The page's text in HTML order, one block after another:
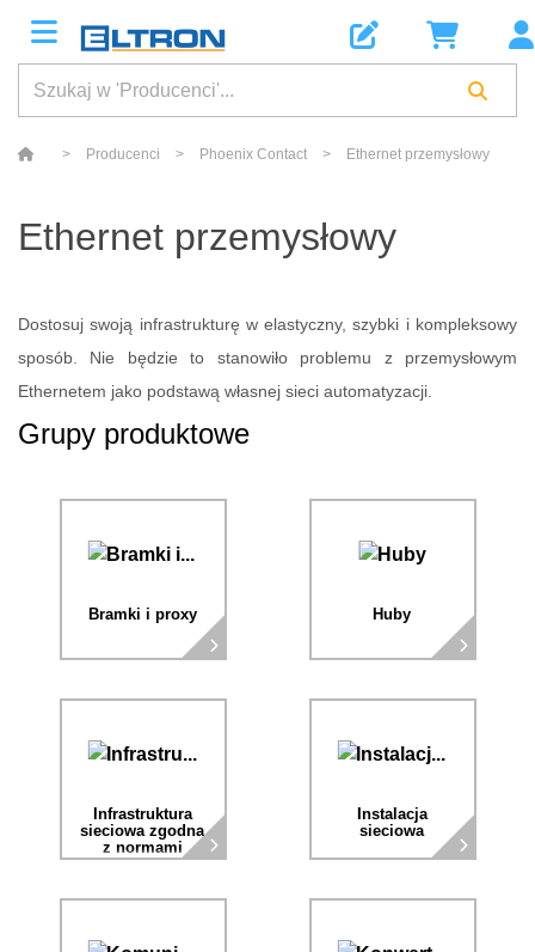
> Producenci > Phoenix Contact > Ethernet przemysłowy
Ethernet przemysłowy
Dostosuj swoją infrastrukturę w elastyczny, szybki i kompleksowy
sposób. Nie będzie to stanowiło problemu z przemysłowym
Ethernetem jako podstawą własnej sieci automatyzacji.
Grupy produktowe
Bramki i proxy Huby
Infrastruktura
sieciowa zgodna
z normami
IEC 61850-
Instalacja
sieciowa